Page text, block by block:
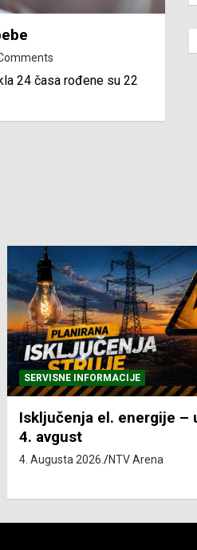
24 časa rođene su 22
SVE VIJESTI VRIJEME
Pretežno sunčano i vruće
4. Augusta 2026.